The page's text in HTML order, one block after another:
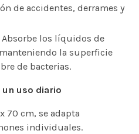
de accidentes, derrames y
Absorbe los líquidos de
la superficie
de bacterias.
uso diario
70 cm, se adapta
individuales.